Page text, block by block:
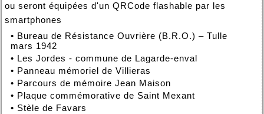
ou seront équipées d'un QRCode flashable par les
smartphones
• Bureau de Résistance Ouvrière (B.R.O.) – Tulle
mars 1942
• Les Jordes - commune de Lagarde-enval
• Panneau mémoriel de Villieras
• Parcours de mémoire Jean Maison
• Plaque commémorative de Saint Mexant
• Stèle de Favars